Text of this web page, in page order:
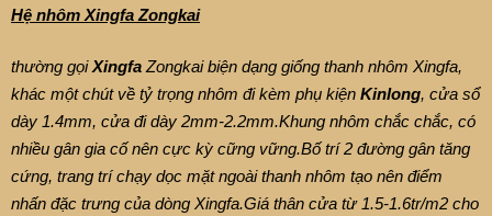
Hệ nhôm Xingfa Zongkai
thường gọiXingfa Zongkai biện dạng giống thanh nhôm Xingfa,
khác một chút về tỷ trọng nhôm đi kèm phụ kiện Kinlong, cửa sổ
dày 1.4mm, cửa đi dày 2mm-2.2mm.Khung nhôm chắc chắc, có
nhiều gân gia cố nên cực kỳ cững vững.Bố trí 2 đường gân tăng
cứng, trang trí chạy dọc mặt ngoài thanh nhôm tạo nên điểm
nhấn đặc trưng của dòng Xingfa.Giá thân cửa từ 1.5-1.6tr/m2 cho